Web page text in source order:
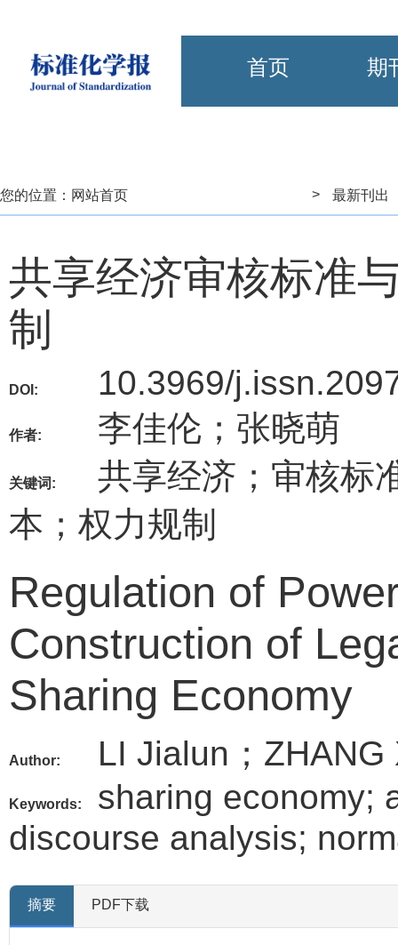
首页 期
您的位置： 网站首页 > 最新刊出
共享经济审核标准
制
DOI: 10.3969/
作者: 李佳伦；张晓萌
关键词:
共享经济；审核标
本；权力规制
Regulation of
Construction of
Sharing Economy
Author: LI Jialun；ZHANG
Keywords:
sharing economy;
discourse analysis;
摘要 PDF下载